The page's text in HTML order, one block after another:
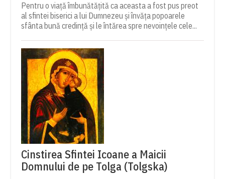
Pentru o viață îmbunătățită ca aceasta a fost pus preot
al sfintei biserici a lui Dumnezeu și învăța popoarele
sfânta bună credință și le întărea spre nevoințele cele...
Cinstirea Sfintei Icoane a Maicii
Domnului de pe Tolga (Tolgska)